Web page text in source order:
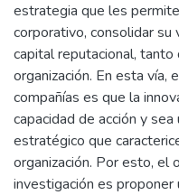
estrategia que les
corporativo, consolidar
capital reputacional,
organización. En esta
compañías es que la
capacidad de acción y
estratégico que
organización. Por esto,
investigación es proponer